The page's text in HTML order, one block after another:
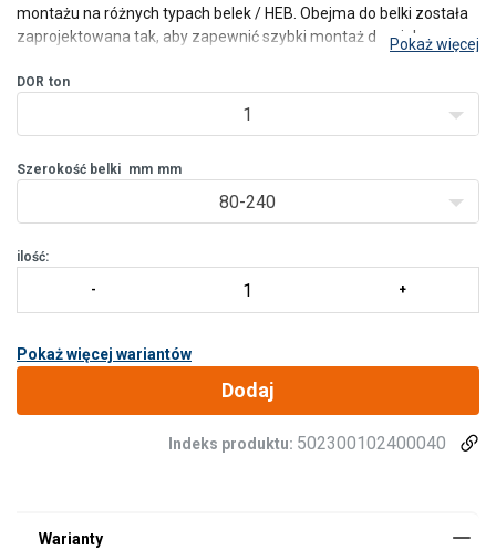
montażu na różnych typach belek / HEB. Obejma do belki została
zaprojektowana tak, aby zapewnić szybki montaż do wielu
Cechy charakterystyczne:
Bezpieczny - wszystkie chwytaki do belek POWERTEX są
Pokaż więcej
DOR ton
1
Szerokość belki mm mm
80-240
ilość:
Pokaż więcej wariantów
Dodaj
Indeks produktu: 502300102400040